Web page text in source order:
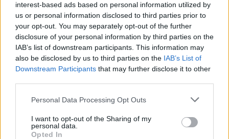
interest-based ads based on personal information utilized by
us or personal information disclosed to third parties prior to
your opt-out. You may separately opt-out of the further
disclosure of your personal information by third parties on the
IAB’s list of downstream participants. This information may
also be disclosed by us to third parties on the IAB’s List of
Downstream Participants that may further disclose it to other
Personal Data Processing Opt Outs
I want to opt-out of the Sharing of my
personal data.
Opted In
Leggi l'articolo:
Nell’incendio di Laveno impegnati 128 volontari: “Una
rete fondamentale per il territorio”
ADV